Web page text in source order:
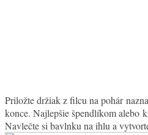
Priložte držiak z filcu na pohár
konce. Najlepšie špendlíkom alebo
Navlečte si bavlnku na ihlu a